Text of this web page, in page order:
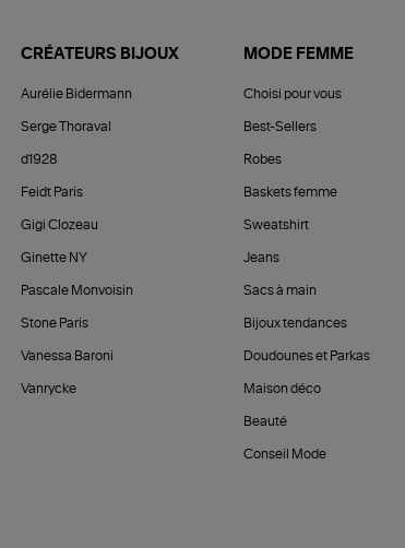
CRÉATEURS BIJOUX
Aurélie Bidermann
Serge Thoraval
d1928
Feidt Paris
Gigi Clozeau
Ginette NY
Pascale Monvoisin
Stone Paris
Vanessa Baroni
Vanrycke
MODE FEMME
Choisi pour vous
Best-Sellers
Robes
Baskets femme
Sweatshirt
Jeans
Sacs à main
Bijoux tendances
Doudounes et Parkas
Maison déco
Beauté
Conseil Mode